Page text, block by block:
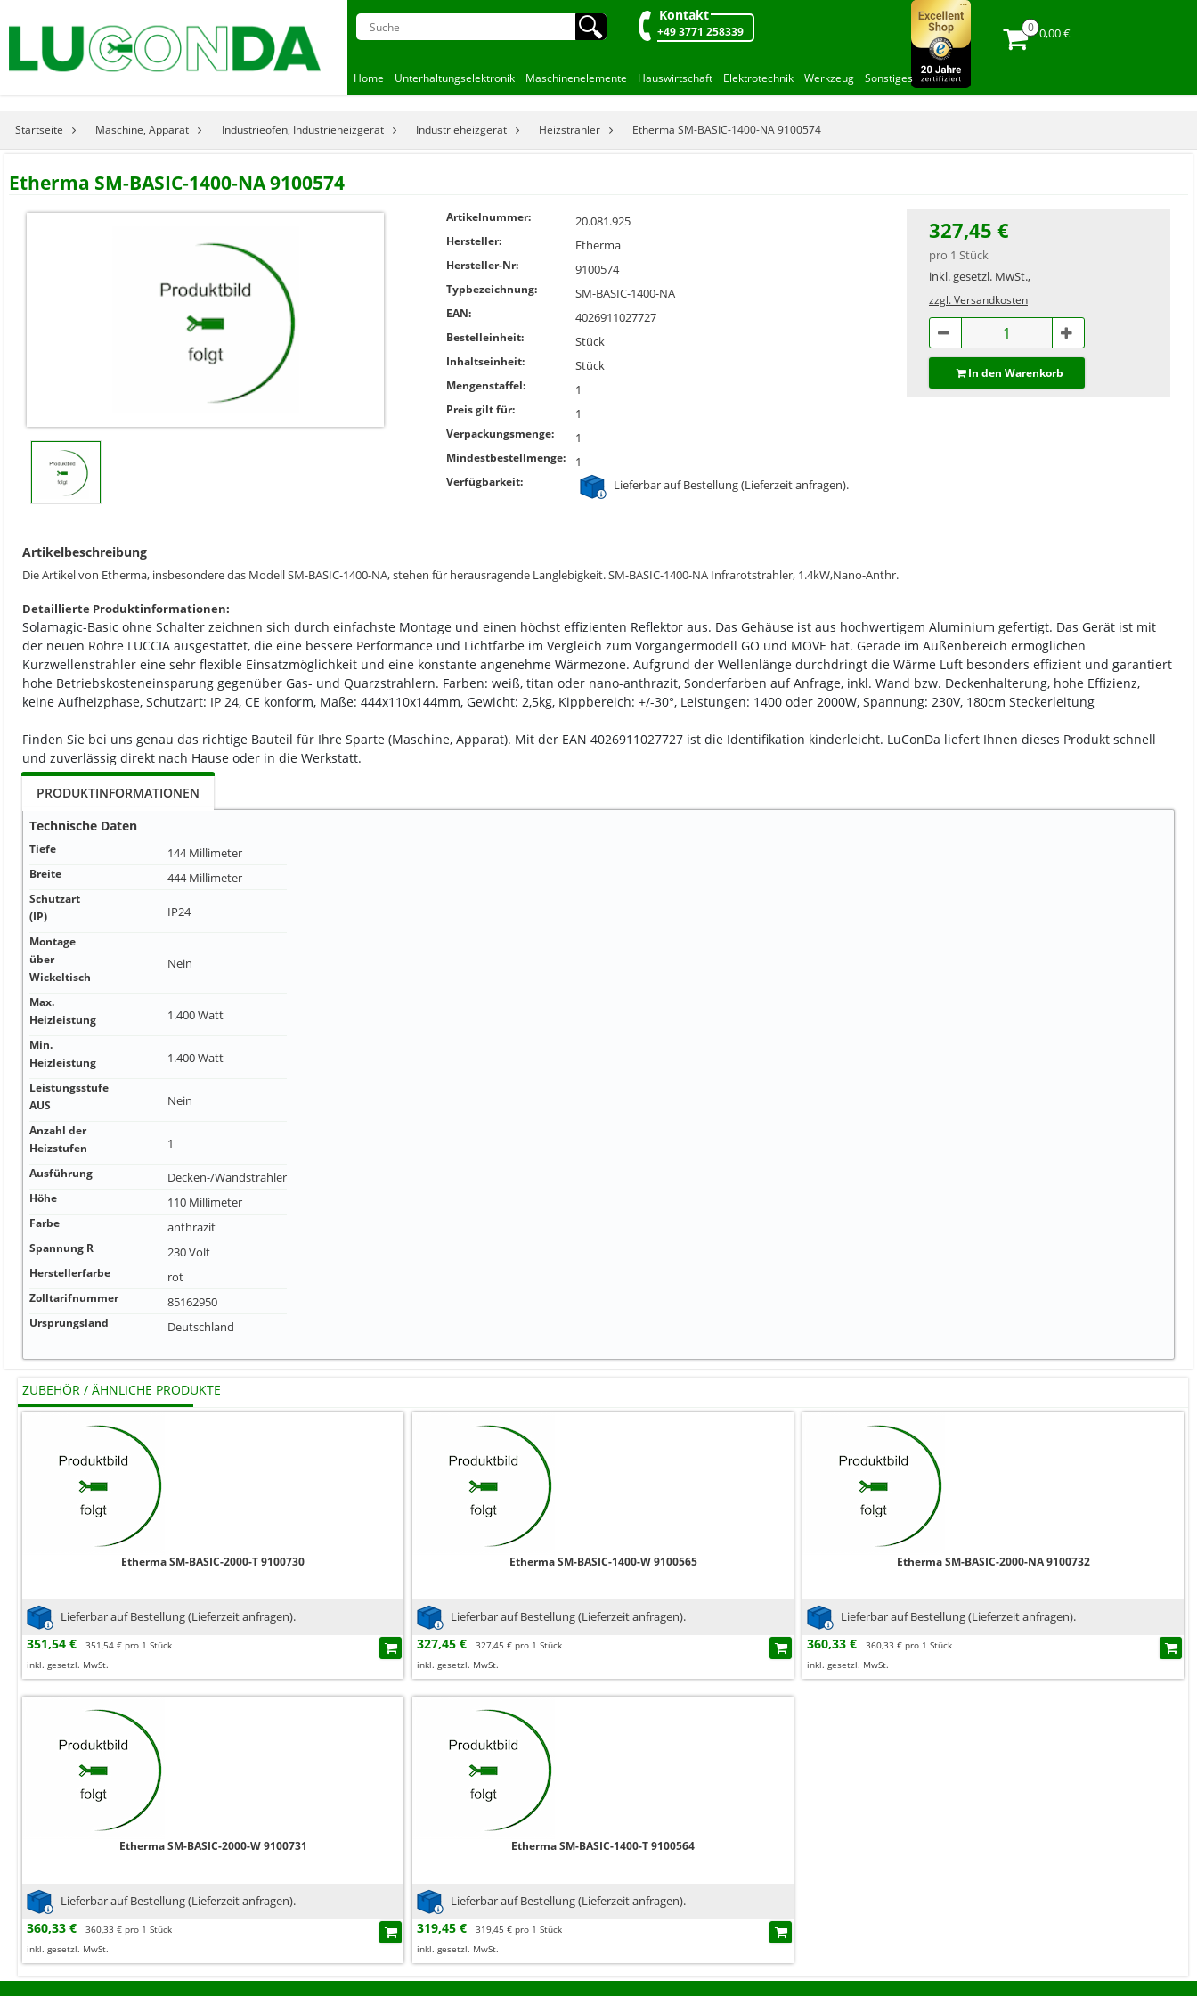
🔍︎ Kontakt
+49 3771 258339 0,00 €
Home Unterhaltungselektronik Maschinenelemente Hauswirtschaft Elektrotechnik Werkzeug Sonstiges
Startseite Maschine, Apparat Industrieofen, Industrieheizgerät Industrieheizgerät Heizstrahler Etherma SM-BASIC-1400-NA 9100574
Etherma SM-BASIC-1400-NA 9100574
Artikelnummer: 20.081.925
Hersteller: Etherma
Hersteller-Nr: 9100574
Typbezeichnung: SM-BASIC-1400-NA
EAN: 4026911027727
Bestelleinheit: Stück
Inhaltseinheit: Stück
Mengenstaffel: 1
Preis gilt für: 1
Verpackungsmenge: 1
Mindestbestellmenge: 1
Verfügbarkeit: Lieferbar auf Bestellung (Lieferzeit anfragen).
327,45 €
pro 1 Stück
inkl. gesetzl. MwSt.,
zzgl. Versandkosten
In den Warenkorb
Artikelbeschreibung
Die Artikel von Etherma, insbesondere das Modell SM-BASIC-1400-NA, stehen für herausragende Langlebigkeit. SM-BASIC-1400-NA Infrarotstrahler, 1.4kW,Nano-Anthr.
Detaillierte Produktinformationen:
Solamagic-Basic ohne Schalter zeichnen sich durch einfachste Montage und einen höchst effizienten Reflektor aus. Das Gehäuse ist aus hochwertigem Aluminium gefertigt. Das Gerät ist mit
der neuen Röhre LUCCIA ausgestattet, die eine bessere Performance und Lichtfarbe im Vergleich zum Vorgängermodell GO und MOVE hat. Gerade im Außenbereich ermöglichen
Kurzwellenstrahler eine sehr flexible Einsatzmöglichkeit und eine konstante angenehme Wärmezone. Aufgrund der Wellenlänge durchdringt die Wärme Luft besonders effizient und garantiert
hohe Betriebskosteneinsparung gegenüber Gas- und Quarzstrahlern. Farben: weiß, titan oder nano-anthrazit, Sonderfarben auf Anfrage, inkl. Wand bzw. Deckenhalterung, hohe Effizienz,
keine Aufheizphase, Schutzart: IP 24, CE konform, Maße: 444x110x144mm, Gewicht: 2,5kg, Kippbereich: +/-30°, Leistungen: 1400 oder 2000W, Spannung: 230V, 180cm Steckerleitung
Finden Sie bei uns genau das richtige Bauteil für Ihre Sparte (Maschine, Apparat). Mit der EAN 4026911027727 ist die Identifikation kinderleicht. LuConDa liefert Ihnen dieses Produkt schnell
und zuverlässig direkt nach Hause oder in die Werkstatt.
PRODUKTINFORMATIONEN
Technische Daten
Tiefe 144 Millimeter
Breite 444 Millimeter
Schutzart
(IP)
IP24
Montage
über
Wickeltisch
Nein
Max.
Heizleistung
1.400 Watt
Min.
Heizleistung
1.400 Watt
Leistungsstufe
AUS
Nein
Anzahl der
Heizstufen
1
Ausführung Decken-/Wandstrahler
Höhe 110 Millimeter
Farbe anthrazit
Spannung R 230 Volt
Herstellerfarbe rot
Zolltarifnummer 85162950
Ursprungsland Deutschland
ZUBEHÖR / ÄHNLICHE PRODUKTE
Etherma SM-BASIC-2000-T 9100730
Lieferbar auf Bestellung (Lieferzeit anfragen).
351,54 €
351,54 € pro 1 Stück
inkl. gesetzl. MwSt.
Etherma SM-BASIC-1400-W 9100565
Lieferbar auf Bestellung (Lieferzeit anfragen).
327,45 €
327,45 € pro 1 Stück
inkl. gesetzl. MwSt.
Etherma SM-BASIC-2000-NA 9100732
Lieferbar auf Bestellung (Lieferzeit anfragen).
360,33 €
360,33 € pro 1 Stück
inkl. gesetzl. MwSt.
Etherma SM-BASIC-2000-W 9100731
Lieferbar auf Bestellung (Lieferzeit anfragen).
360,33 €
360,33 € pro 1 Stück
inkl. gesetzl. MwSt.
Etherma SM-BASIC-1400-T 9100564
Lieferbar auf Bestellung (Lieferzeit anfragen).
319,45 €
319,45 € pro 1 Stück
inkl. gesetzl. MwSt.